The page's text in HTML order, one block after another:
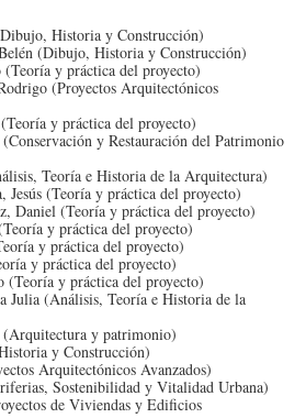
Historia y Construcción)
(Dibujo, Historia y Construcción)
y práctica del proyecto)
(Proyectos Arquitectónicos
y práctica del proyecto)
y Restauración del Patrimonio
Teoría e Historia de la Arquitectura)
Jesús (Teoría y práctica del proyecto)
Daniel (Teoría y práctica del proyecto)
y práctica del proyecto)
y práctica del proyecto)
y práctica del proyecto)
(Teoría y práctica del proyecto)
Julia (Análisis, Teoría e Historia de la
y patrimonio)
y Construcción)
Arquitectónicos Avanzados)
Sostenibilidad y Vitalidad Urbana)
de Viviendas y Edificios